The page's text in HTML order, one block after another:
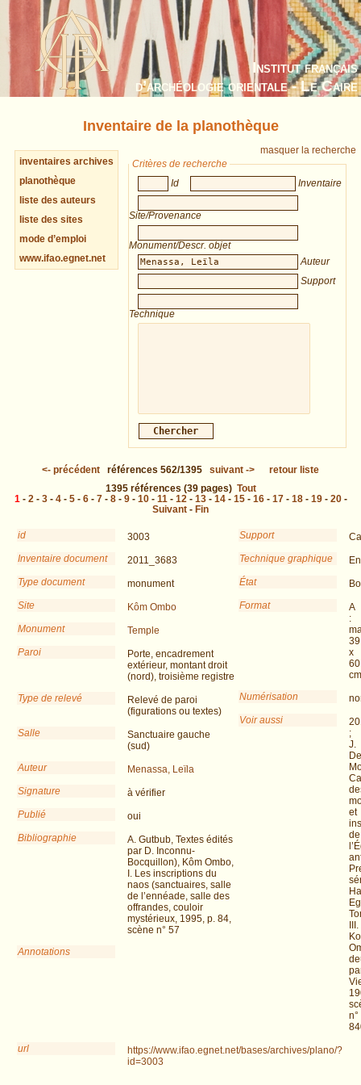
Institut français
d’archéologie orientale - Le Caire
Inventaire de la planothèque
inventaires archives
planothèque
liste des auteurs
liste des sites
mode d’emploi
www.ifao.egnet.net
masquer la recherche
Critères de recherche
Id
Inventaire
Site/Provenance
Monument/Descr. objet
Auteur
Support
Technique
<- précédent références 562/1395 suivant ->
retour liste
1395 références (39 pages) Tout
1 - 2 - 3- 4- 5- 6- 7- 8- 9- 10- 11 - 12 - 13- 14- 15- 16- 17- 18- 19- 20-
Suivant - Fin
id
3003
Inventaire document
2011_3683
Type document
monument
Site
Kôm Ombo
Monument
Temple
Paroi
Porte, encadrement
extérieur, montant droit
(nord), troisième registre
Type de relevé
Relevé de paroi
(figurations ou textes)
Salle
Sanctuaire gauche
(sud)
Auteur
Menassa, Leïla
Signature
à vérifier
Publié
oui
Bibliographie
A. Gutbub, Textes édités
par D. Inconnu-
Bocquillon), Kôm Ombo,
I. Les inscriptions du
naos (sanctuaires, salle
de l’ennéade, salle des
offrandes, couloir
mystérieux, 1995, p. 84,
scène n° 57
Annotations
Support
Technique graphique
État
Format
A
:
39
x
60
cm
Numérisation
Voir aussi
;
J.
De
et
de
III.
n°
url
https://www.ifao.egnet.net/bases/archives/plano/?
id=3003